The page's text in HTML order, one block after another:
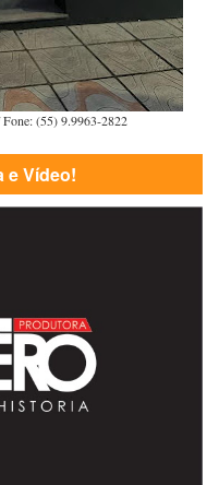
(55) 9.9963-2822
e Vídeo!